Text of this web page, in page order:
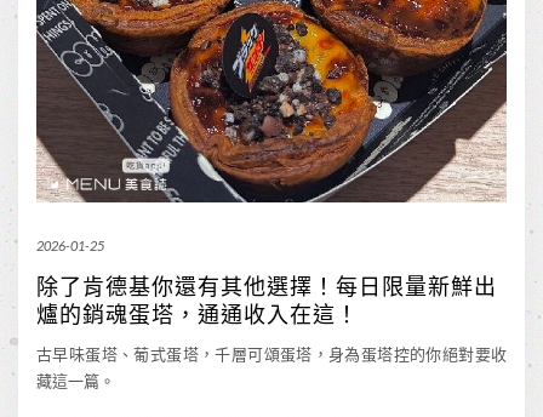
2026-01-25
除了肯德基你還有其他選擇！每日限量新鮮出
爐的銷魂蛋塔，通通收入在這！
古早味蛋塔、葡式蛋塔，千層可頌蛋塔，身為蛋塔控的你絕對要收
藏這一篇。